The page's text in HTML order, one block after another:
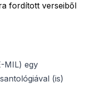
fordított verseiből
MIL) egy
(is)